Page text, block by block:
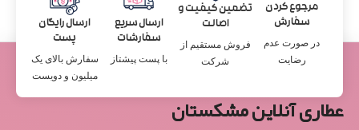
مرجوع کردن
سفارش
در صورت عدم
رضایت
تضمین کیفیت و
اصالت
فروش مستقیم از
شرکت
ارسال سریع
سفارشات
با پست پیشتاز
ارسال رایگان
پست
سفارش بالای یک
میلیون و دویست
عطاری آنلاین مشکستان